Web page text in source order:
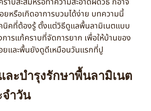
ยหรือเกิดอาการบวมได้ง่าย บทความนี้
นิคที่ต้องรู้ ตั้งแต่วิธีดูแลพื้นลามิเนตแบบ
การแก้คราบที่จัดการยาก เพื่อให้บ้านของ
ยและพื้นยังดูดีเหมือนวันแรกที่ปู
ละบำรุงรักษาพื้นลามิเนต
ำวัน